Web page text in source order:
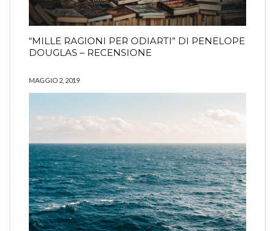
“MILLE RAGIONI PER ODIARTI” DI PENELOPE
DOUGLAS – RECENSIONE
MAGGIO 2, 2019